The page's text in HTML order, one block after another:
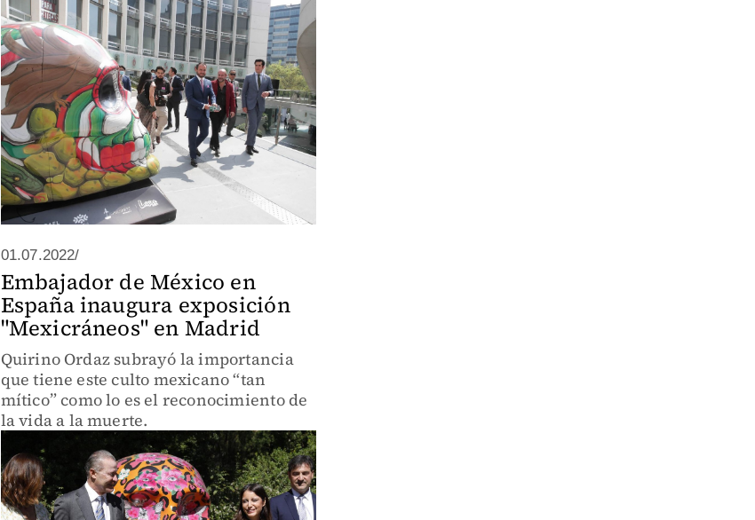
01.07.2022/
Embajador de México en
España inaugura exposición
"Mexicráneos" en Madrid
Quirino Ordaz subrayó la importancia
que tiene este culto mexicano “tan
mítico” como lo es el reconocimiento de
la vida a la muerte.